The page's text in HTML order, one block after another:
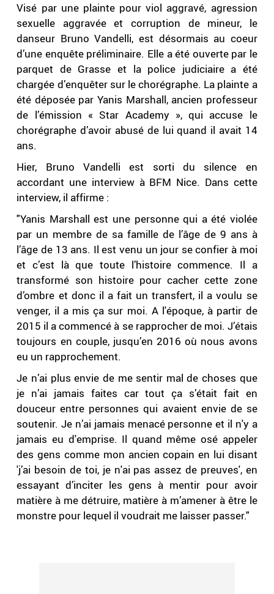
Visé par une plainte pour viol aggravé, agression
sexuelle aggravée et corruption de mineur, le
danseur Bruno Vandelli, est désormais au coeur
d’une enquête préliminaire. Elle a été ouverte par le
parquet de Grasse et la police judiciaire a été
chargée d’enquêter sur le chorégraphe. La plainte a
été déposée par Yanis Marshall, ancien professeur
de l’émission « Star Academy », qui accuse le
chorégraphe d’avoir abusé de lui quand il avait 14
ans.
Hier, Bruno Vandelli est sorti du silence en
accordant une interview à BFM Nice. Dans cette
interview, il affirme :
"Yanis Marshall est une personne qui a été violée
par un membre de sa famille de l’âge de 9 ans à
l’âge de 13 ans. Il est venu un jour se confier à moi
et c’est là que toute l’histoire commence. Il a
transformé son histoire pour cacher cette zone
d’ombre et donc il a fait un transfert, il a voulu se
venger, il a mis ça sur moi. A l'époque, à partir de
2015 il a commencé à se rapprocher de moi. J’étais
toujours en couple, jusqu’en 2016 où nous avons
eu un rapprochement.
Je n’ai plus envie de me sentir mal de choses que
je n’ai jamais faites car tout ça s’était fait en
douceur entre personnes qui avaient envie de se
soutenir. Je n’ai jamais menacé personne et il n'y a
jamais eu d'emprise. Il quand même osé appeler
des gens comme mon ancien copain en lui disant
'j’ai besoin de toi, je n'ai pas assez de preuves', en
essayant d’inciter les gens à mentir pour avoir
matière à me détruire, matière à m’amener à être le
monstre pour lequel il voudrait me laisser passer."